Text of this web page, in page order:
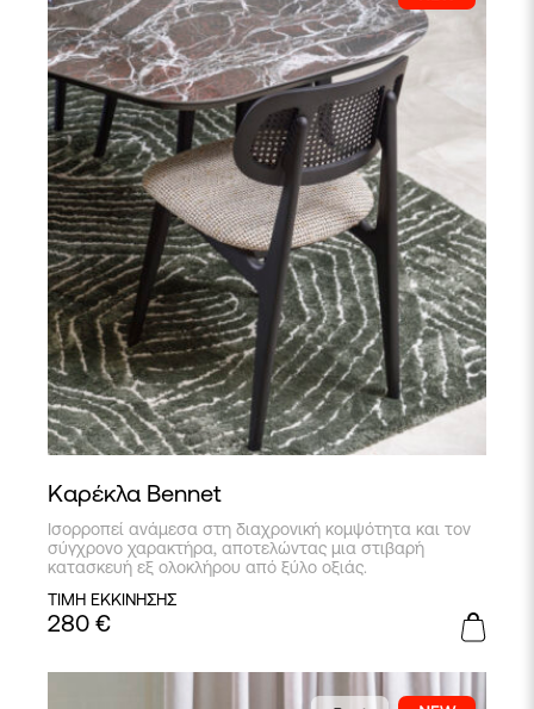
Καρέκλα Bennet
Ισορροπεί ανάμεσα στη διαχρονική κομψότητα και τον
σύγχρονο χαρακτήρα, αποτελώντας μια στιβαρή
κατασκευή εξ ολοκλήρου από ξύλο οξιάς.
ΤΙΜΗ ΕΚΚΙΝΗΣΗΣ
280 €